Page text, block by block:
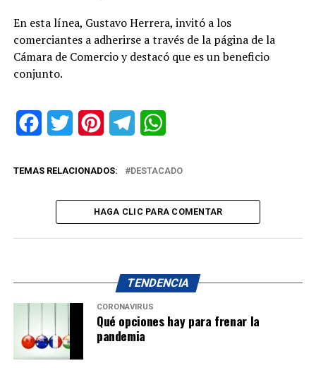
En esta línea, Gustavo Herrera, invitó a los
comerciantes a adherirse a través de la página de la
Cámara de Comercio y destacó que es un beneficio
conjunto.
FacebookTwitter PinterestTelegram
TEMAS RELACIONADOS: DESTACADO
HAGA CLIC PARA COMENTAR
TENDENCIA
CORONAVIRUS
Qué opciones hay para frenar la
pandemia